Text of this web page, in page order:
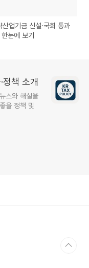
산업기금 신설·국회 통과
눈에 보기
책 소개
스와 해설을
을 정책 및